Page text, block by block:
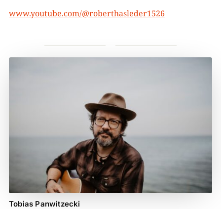
www.youtube.com/@roberthasleder1526
Tobias Panwitzecki